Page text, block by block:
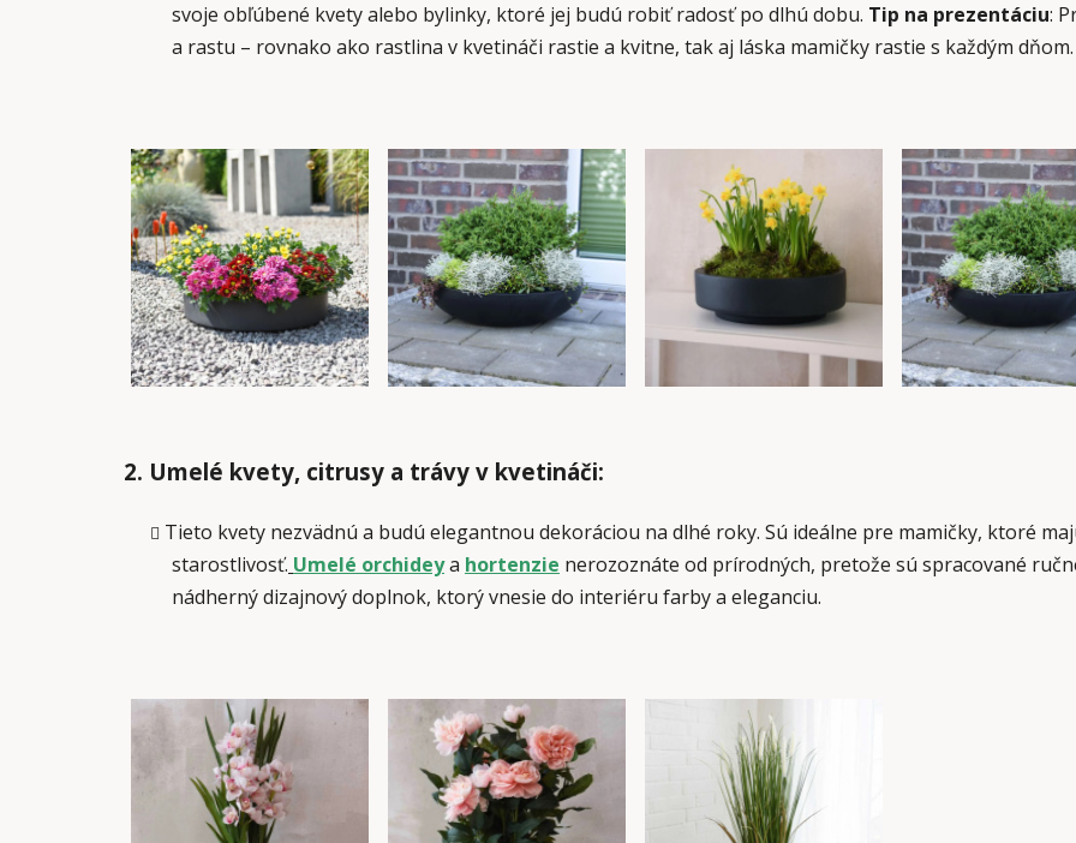
svoje obľúbené kvety alebo bylinky, ktoré jej budú robiť radosť po dlhú dobu. Tip na prezentáciu:
a rastu – rovnako ako rastlina v kvetináči rastie a kvitne, tak aj láska mamičky rastie s každým dňom.
2. Umelé kvety, citrusy a trávy v kvetináči:
Tieto kvety nezvädnú a budú elegantnou dekoráciou na dlhé roky. Sú ideálne pre mamičky, ktoré
starostlivosť. Umelé orchideya hortenzie nerozoznáte od prírodných, pretože sú spracované
nádherný dizajnový doplnok, ktorý vnesie do interiéru farby a eleganciu.